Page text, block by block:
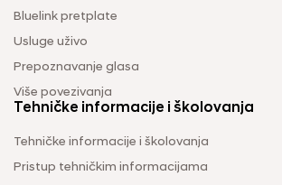
Bluelink pretplate
Usluge uživo
Prepoznavanje glasa
Više povezivanja
Tehničke informacije i školovanja
Tehničke informacije i školovanja
Pristup tehničkim informacijama